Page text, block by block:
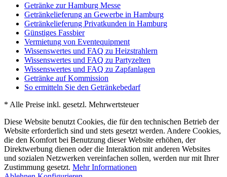
Getränke zur Hamburg Messe
Getränkelieferung an Gewerbe in Hamburg
Getränkelieferung Privatkunden in Hamburg
Günstiges Fassbier
Vermietung von Eventequipment
Wissenswertes und FAQ zu Heizstrahlern
Wissenswertes und FAQ zu Partyzelten
Wissenswertes und FAQ zu Zapfanlagen
Getränke auf Kommission
So ermitteln Sie den Getränkebedarf
* Alle Preise inkl. gesetzl. Mehrwertsteuer
Diese Website benutzt Cookies, die für den technischen Betrieb der
Website erforderlich sind und stets gesetzt werden. Andere Cookies,
die den Komfort bei Benutzung dieser Website erhöhen, der
Direktwerbung dienen oder die Interaktion mit anderen Websites
und sozialen Netzwerken vereinfachen sollen, werden nur mit Ihrer
Zustimmung gesetzt. Mehr Informationen